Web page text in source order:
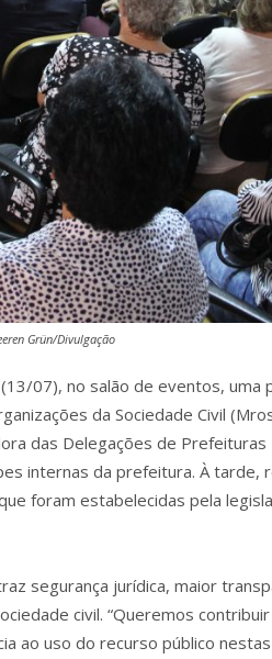
Grün/Divulgação
07), no salão de eventos,
da Sociedade Civil
das Delegações de Prefeituras
internas da prefeitura. À
foram estabelecidas pela
segurança jurídica, maior
civil. “Queremos
ao uso do recurso público